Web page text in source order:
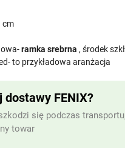
cm
ramka srebrna , środek
to przykładowa aranżacja
dostawy FENIX?
się podczas
towar